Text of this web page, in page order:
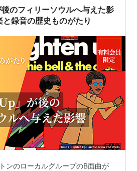
のフィリーソウルへ与えた影
録音の歴史ものがたり
ンのローカルグループのB面曲が